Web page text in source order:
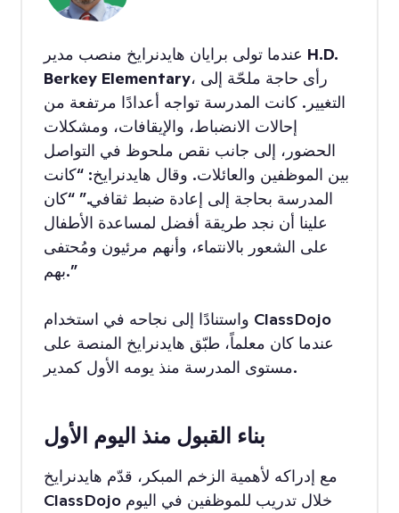
H.D.
Berkey Elementary، رأى حاجة ملحّة إلى
التغيير. كانت المدرسة تواجه أعدادًا مرتفعة من
إحالات الانضباط، والإيقافات، ومشكلات
الحضور، إلى جانب نقص ملحوظ في التواصل
بين الموظفين والعائلات. وقال هايدنرايخ: “كانت
المدرسة بحاجة إلى إعادة ضبط ثقافي.” “كان
علينا أن نجد طريقة أفضل لمساعدة الأطفال
على الشعور بالانتماء، وأنهم مرئيون ومُحتفى
بهم.”
واستنادًا إلى نجاحه في استخدام ClassDojo
عندما كان معلماً، طبّق هايدنرايخ المنصة على
مستوى المدرسة منذ يومه الأول كمدير.
بناء القبول منذ اليوم الأول
مع إدراكه لأهمية الزخم المبكر، قدّم هايدنرايخ
ClassDojo خلال تدريب للموظفين في اليوم